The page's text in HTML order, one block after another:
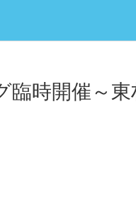
臨時開催～東